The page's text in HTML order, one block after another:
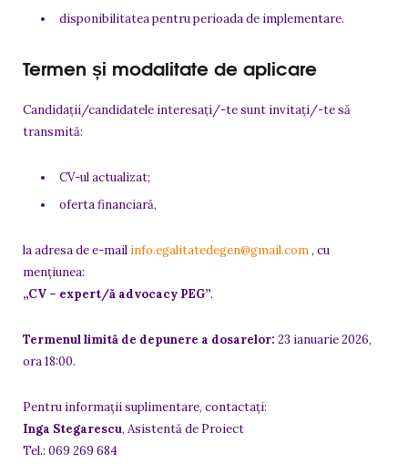
disponibilitatea pentru perioada de implementare.
Termen și modalitate de aplicare
Candidații/candidatele interesați/-te sunt invitați/-te să
transmită:
CV-ul actualizat;
oferta financiară,
la adresa de e-mail info.egalitatedegen@gmail.com, cu
mențiunea:
„CV – expert/ă advocacy PEG”.
Termenul limită de depunere a dosarelor: 23 ianuarie 2026,
ora 18:00.
Pentru informații suplimentare, contactați:
Inga Stegarescu, Asistentă de Proiect
Tel.: 069 269 684